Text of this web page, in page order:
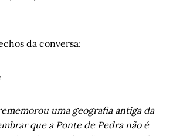
da conversa:
uma geografia antiga da
que a Ponte de Pedra não é